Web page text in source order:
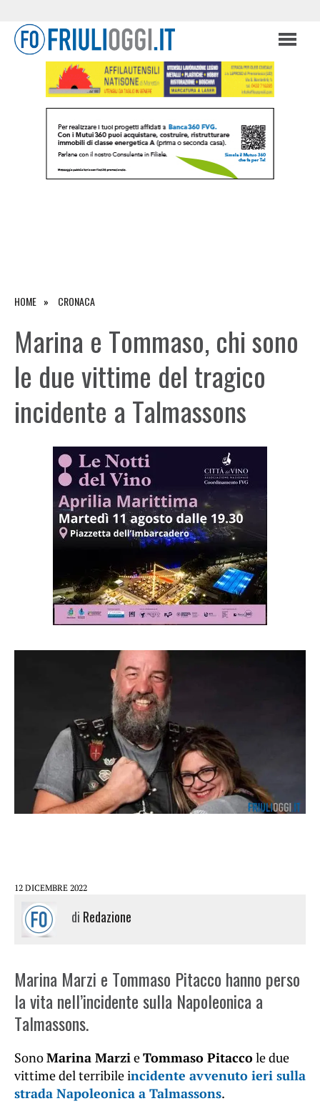
HOME CRONACA
Marina e Tommaso, chi sono
le due vittime del tragico
incidente a Talmassons
12 DICEMBRE 2022
di Redazione
Marina Marzi e Tommaso Pitacco hanno perso
la vita nell’incidente sulla Napoleonica a
Talmassons.
SonoMarina MarzieTommaso Pitaccole due
vittime del terribile incidente avvenuto ieri sulla
strada Napoleonica a Talmassons.